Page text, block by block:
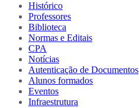
Histórico
Professores
Biblioteca
Normas e Editais
CPA
Notícias
Autenticação de Documentos
Alunos formados
Eventos
Infraestrutura